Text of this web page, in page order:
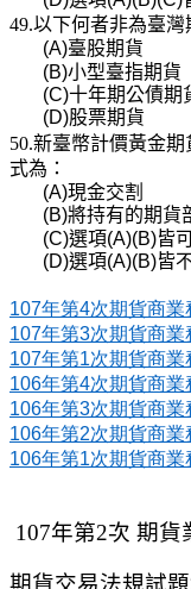
49.以下何者非為臺
(A)臺股期貨
(B)小型臺指期貨
(C)十年期公債期
(D)股票期貨
50.新臺幣計價黃金
式為：
(A)現金交割
(B)將持有的期貨
(C)選項(A)(B)皆
(D)選項(A)(B)皆
107年第4次期貨商業
107年第3次期貨商業
107年第1次期貨商業
106年第4次期貨商業
106年第3次期貨商業
106年第2次期貨商業
106年第1次期貨商業
107年第2次 期
期貨交易法規試